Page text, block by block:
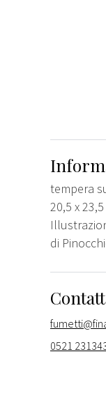
tempera
20,5 x
di
0521